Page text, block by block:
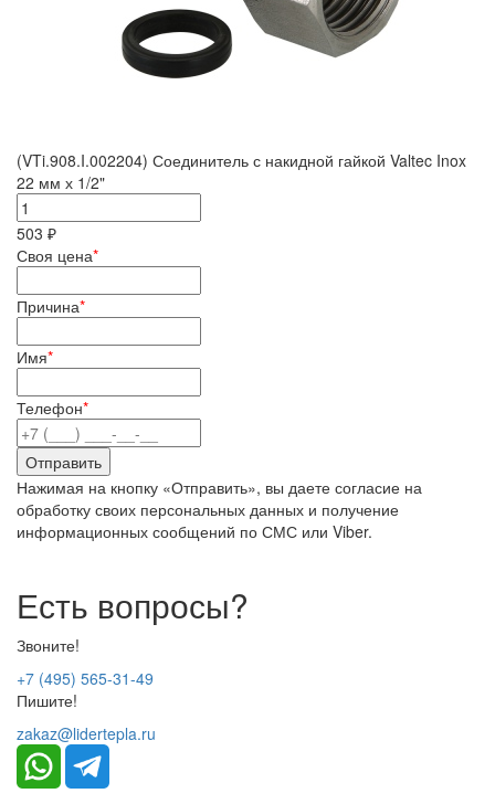
(VTi.908.I.002204) Соединитель с накидной гайкой Valtec Inox
22 мм х 1/2"
503 ₽
Своя цена*
Причина*
Имя*
Телефон*
Нажимая на кнопку «Отправить», вы даете согласие на
обработку своих персональных данных и получение
информационных сообщений по СМС или Viber.
Есть вопросы?
Звоните!
+7 (495) 565-31-49
Пишите!
zakaz@lidertepla.ru